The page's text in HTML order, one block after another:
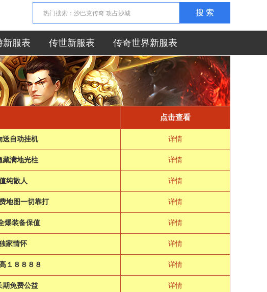
搜 索
新服表 传世新服表 传奇世界新服表
点击查看
送自动挂机 详情
藏满地光柱 详情
纯散人 详情
地图一切靠打 详情
爆装备保值 详情
家情怀 详情
１８８８８ 详情
期免费公益 详情